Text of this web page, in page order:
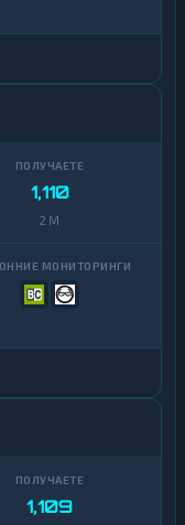
1,110
2 M
1,109